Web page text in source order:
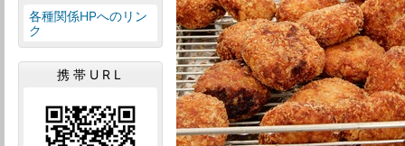
各種関係HPへのリン
ク
携帯URL